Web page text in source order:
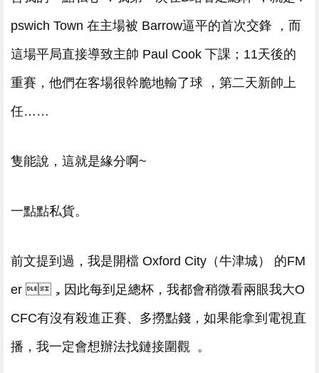
pswich Town 在主場被 Barrow逼平的首次交鋒 ，而
這場平局直接導致主帥 Paul Cook 下課；11天後的
重賽，他們在客場很幹脆地輸了球 ，第二天新帥上
任……
隻能說，這就是緣分啊~
一點點私貨。
前文提到過，我是開檔 Oxford City（牛津城） 的FM
er ，因此每到足總杯，我都會稍微看兩眼我大O
CFC有沒有殺進正賽 、多撈點錢，如果能拿到電視直
播，我一定會想辦法找鏈接圍觀 。